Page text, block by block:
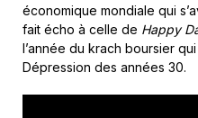
économique mondiale qui
fait écho à celle de Happy
l’année du krach boursier
Dépression des années 30.